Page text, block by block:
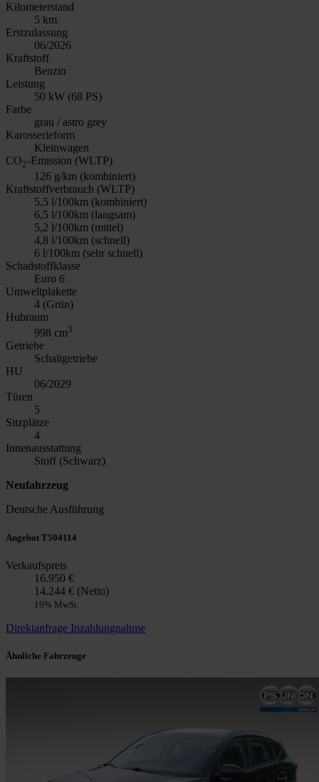
Kilometerstand
5 km
Erstzulassung
06/2026
Kraftstoff
Benzin
Leistung
50 kW (68 PS)
Farbe
grau / astro grey
Karosserieform
Kleinwagen
CO2-Emission (WLTP)
126 g/km (kombiniert)
Kraftstoffverbrauch (WLTP)
5,5 l/100km (kombiniert)
6,5 l/100km (langsam)
5,2 l/100km (mittel)
4,8 l/100km (schnell)
6 l/100km (sehr schnell)
Schadstoffklasse
Euro 6
Umweltplakette
4 (Grün)
Hubraum
998 cm3
Getriebe
Schaltgetriebe
HU
06/2029
Türen
5
Sitzplätze
4
Innenausstattung
Stoff (Schwarz)
Neufahrzeug
Deutsche Ausführung
Angebot T504114
Verkaufspreis
16.950 €
14.244 € (Netto)
19% MwSt.
Direktanfrage Inzahlungnahme
Ähnliche Fahrzeuge